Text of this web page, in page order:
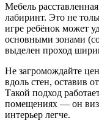
Мебель
лабиринт. Это не
игре ребёнок может
основными зонами
выделен проход
Не загромождайте
вдоль стен, оставив
Такой подход
помещениях — он
интерьер легче.